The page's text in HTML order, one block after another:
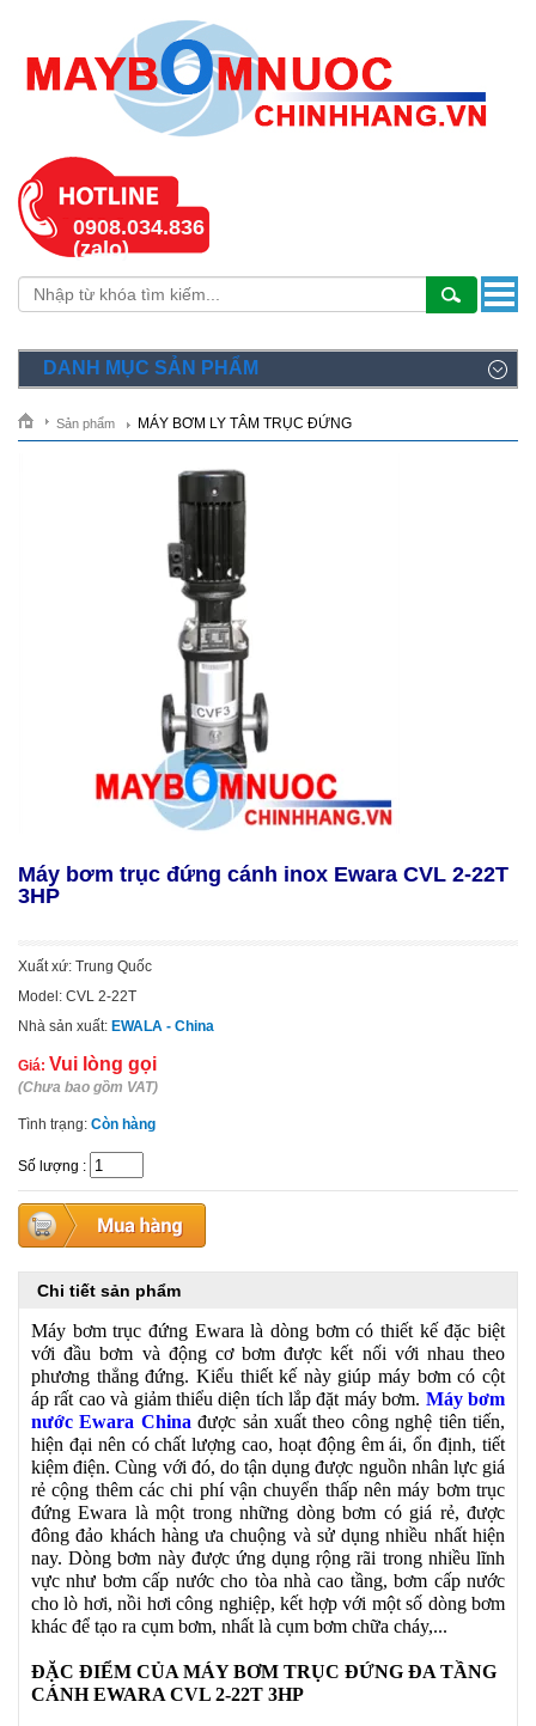
0908.034.836
(zalo)
DANH MỤC SẢN PHẨM
Sản phẩm MÁY BƠM LY TÂM TRỤC ĐỨNG
Máy bơm trục đứng cánh inox Ewara CVL 2-22T
3HP
Xuất xứ: Trung Quốc
Model: CVL 2-22T
Nhà sản xuất: EWALA - China
Giá: Vui lòng gọi
(Chưa bao gồm VAT)
Tình trạng: Còn hàng
Số lượng :
Chi tiết sản phẩm
Máy bơm trục đứng Ewara là dòng bơm có thiết kế đặc biệt
với đầu bơm và động cơ bơm được kết nối với nhau theo
phương thẳng đứng. Kiểu thiết kế này giúp máy bơm có cột
áp rất cao và giảm thiểu diện tích lắp đặt máy bơm. Máy bơm
nước Ewara China được sản xuất theo công nghệ tiên tiến,
hiện đại nên có chất lượng cao, hoạt động êm ái, ổn định, tiết
kiệm điện. Cùng với đó, do tận dụng được nguồn nhân lực giá
rẻ cộng thêm các chi phí vận chuyển thấp nên máy bơm trục
đứng Ewara là một trong những dòng bơm có giá rẻ, được
đông đảo khách hàng ưa chuộng và sử dụng nhiều nhất hiện
nay. Dòng bơm này được ứng dụng rộng rãi trong nhiều lĩnh
vực như bơm cấp nước cho tòa nhà cao tầng, bơm cấp nước
cho lò hơi, nồi hơi công nghiệp, kết hợp với một số dòng bơm
khác để tạo ra cụm bơm, nhất là cụm bơm chữa cháy,...
ĐẶC ĐIỂM CỦA MÁY BƠM TRỤC ĐỨNG ĐA TẦNG
CÁNH EWARA CVL 2-22T 3HP